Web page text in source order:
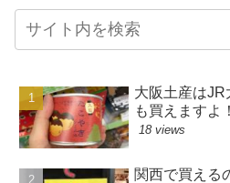
大阪土産は
も買えますよ！
18 views
関西で買える